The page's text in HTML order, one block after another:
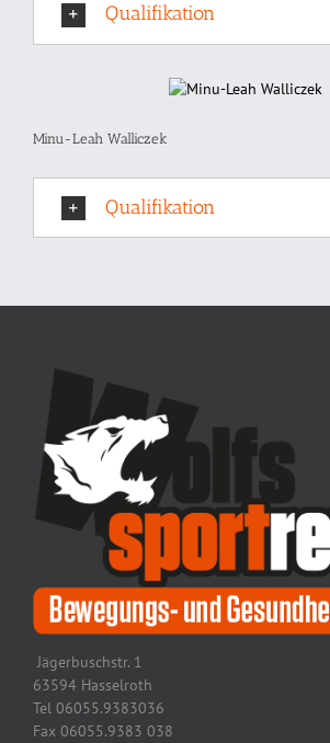
Qualifikation
Minu-Leah Walliczek
Qualifikation
Jägerbuschstr. 1
63594 Hasselroth
Tel 06055.9383036
Fax 06055.9383 038